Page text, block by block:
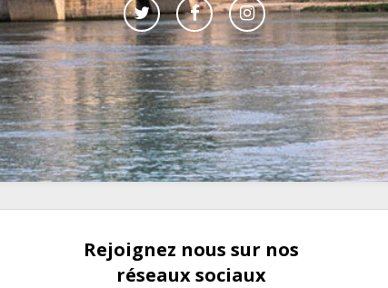
Rejoignez nous sur nos
réseaux sociaux